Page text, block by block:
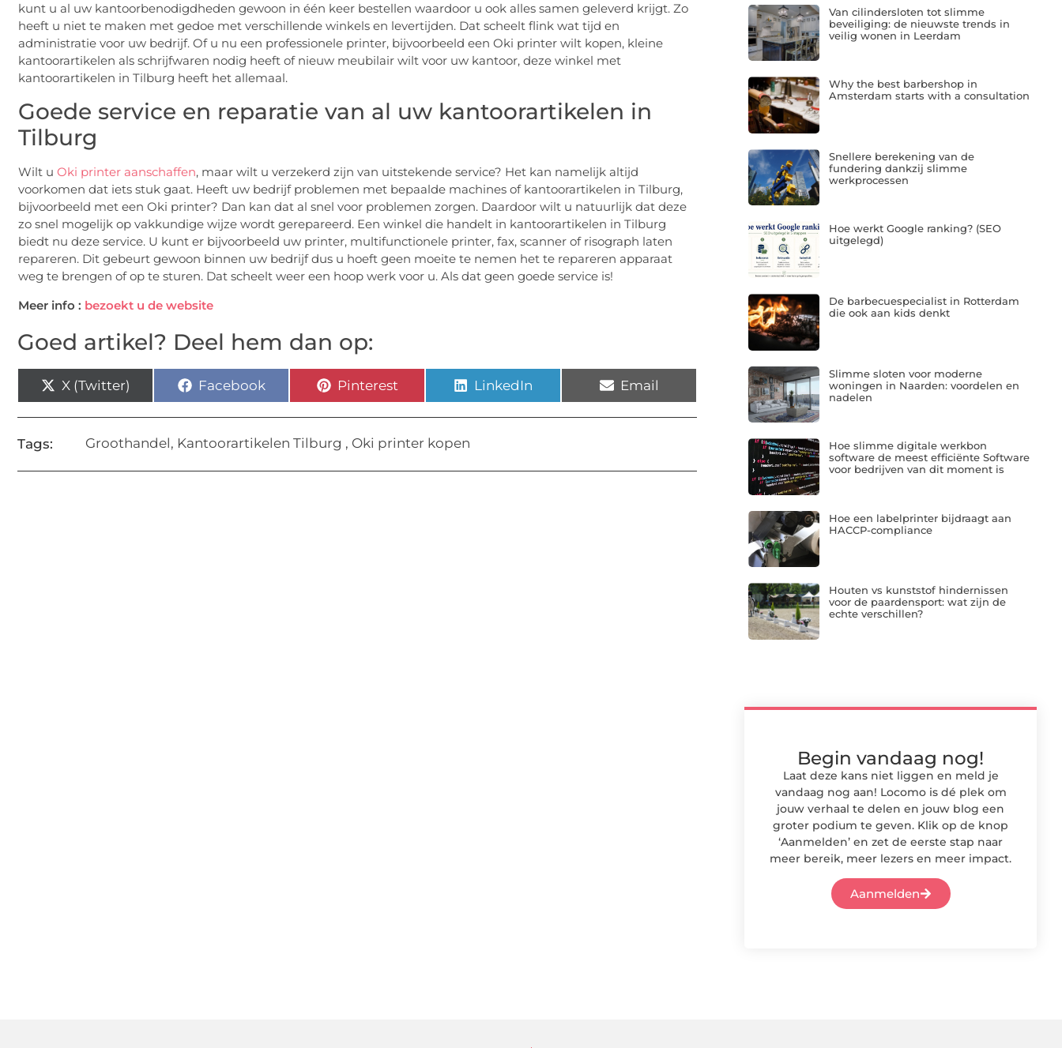
kunt u al uw kantoorbenodigdheden gewoon in één keer bestellen waardoor u ook alles samen geleverd krijgt. Zo
heeft u niet te maken met gedoe met verschillende winkels en levertijden. Dat scheelt flink wat tijd en
administratie voor uw bedrijf. Of u nu een professionele printer, bijvoorbeeld een Oki printer wilt kopen, kleine
kantoorartikelen als schrijfwaren nodig heeft of nieuw meubilair wilt voor uw kantoor, deze winkel met
kantoorartikelen in Tilburg heeft het allemaal.
Goede service en reparatie van al uw kantoorartikelen in
Tilburg
Wilt u Oki printer aanschaffen, maar wilt u verzekerd zijn van uitstekende service? Het kan namelijk altijd
voorkomen dat iets stuk gaat. Heeft uw bedrijf problemen met bepaalde machines of kantoorartikelen in Tilburg,
bijvoorbeeld met een Oki printer? Dan kan dat al snel voor problemen zorgen. Daardoor wilt u natuurlijk dat deze
zo snel mogelijk op vakkundige wijze wordt gerepareerd. Een winkel die handelt in kantoorartikelen in Tilburg
biedt nu deze service. U kunt er bijvoorbeeld uw printer, multifunctionele printer, fax, scanner of risograph laten
repareren. Dit gebeurt gewoon binnen uw bedrijf dus u hoeft geen moeite te nemen het te repareren apparaat
weg te brengen of op te sturen. Dat scheelt weer een hoop werk voor u. Als dat geen goede service is!
Meer info : bezoekt u de website
Goed artikel? Deel hem dan op:
X (Twitter) Facebook Pinterest LinkedIn Email
Tags: Groothandel, Kantoorartikelen Tilburg , Oki printer kopen
Van cilindersloten tot slimme
beveiliging: de nieuwste trends in
veilig wonen in Leerdam
Why the best barbershop in
Amsterdam starts with a consultation
Snellere berekening van de
fundering dankzij slimme
werkprocessen
Hoe werkt Google ranking? (SEO
uitgelegd)
De barbecuespecialist in Rotterdam
die ook aan kids denkt
Slimme sloten voor moderne
woningen in Naarden: voordelen en
nadelen
Hoe slimme digitale werkbon
software de meest efficiënte Software
voor bedrijven van dit moment is
Hoe een labelprinter bijdraagt aan
HACCP-compliance
Houten vs kunststof hindernissen
voor de paardensport: wat zijn de
echte verschillen?
Begin vandaag nog!
Laat deze kans niet liggen en meld je
vandaag nog aan! Locomo is dé plek om
jouw verhaal te delen en jouw blog een
groter podium te geven. Klik op de knop
‘Aanmelden’ en zet de eerste stap naar
meer bereik, meer lezers en meer impact.
Aanmelden